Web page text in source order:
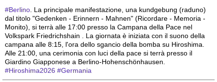
#Berlino . La principale manifestazione, una kundgebung (raduno)
dal titolo "Gedenken - Erinnern - Mahnen" (Ricordare - Memoria -
Monito), si terrà alle 17:00 presso la Campana della Pace nel
Volkspark Friedrichshain . La giornata è iniziata con il suono della
campana alle 8:15, l'ora dello sgancio della bomba su Hiroshima.
Alle 21:00, una cerimonia con luci della pace si terrà presso il
Giardino Giapponese a Berlino-Hohenschönhausen.
#Hiroshima2026 #Germania